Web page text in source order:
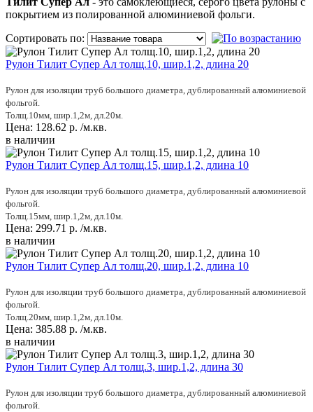
покрытием из полированной алюминиевой фольги.
Сортировать по:
Рулон Тилит Супер Ал толщ.10, шир.1,2, длина 20
Рулон для изоляции труб большого диаметра, дублированный алюминиевой
фольгой.
Толщ.10мм, шир.1,2м, дл.20м.
Цена: 128.62 р. /м.кв.
в наличии
Рулон Тилит Супер Ал толщ.15, шир.1,2, длина 10
Рулон для изоляции труб большого диаметра, дублированный алюминиевой
фольгой.
Толщ.15мм, шир.1,2м, дл.10м.
Цена: 299.71 р. /м.кв.
в наличии
Рулон Тилит Супер Ал толщ.20, шир.1,2, длина 10
Рулон для изоляции труб большого диаметра, дублированный алюминиевой
фольгой.
Толщ.20мм, шир.1,2м, дл.10м.
Цена: 385.88 р. /м.кв.
в наличии
Рулон Тилит Супер Ал толщ.3, шир.1,2, длина 30
Рулон для изоляции труб большого диаметра, дублированный алюминиевой
фольгой.